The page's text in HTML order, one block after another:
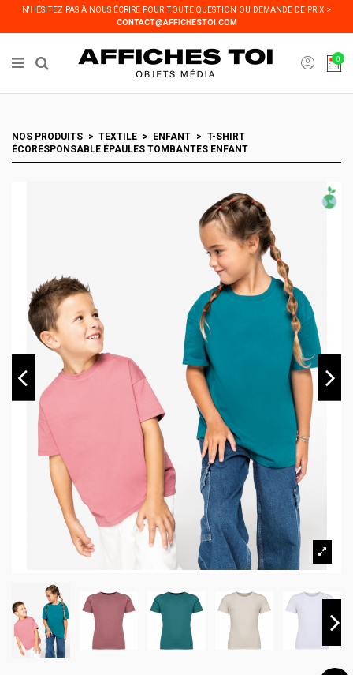
N'HÉSITEZ PAS À NOUS ÉCRIRE POUR TOUTE QUESTION OU DEMANDE DE PRIX >
CONTACT@AFFICHESTOI.COM
0
NOS PRODUITS TEXTILE ENFANT
T-SHIRT
ÉCORESPONSABLE ÉPAULES TOMBANTES ENFANT
Panneau de gestion des cookies